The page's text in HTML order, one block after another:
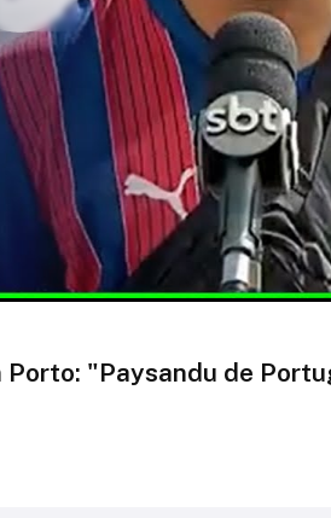
"Paysandu de